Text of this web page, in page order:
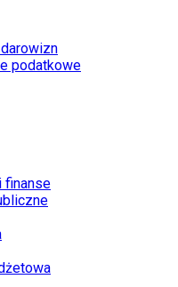
podatkowe
finanse